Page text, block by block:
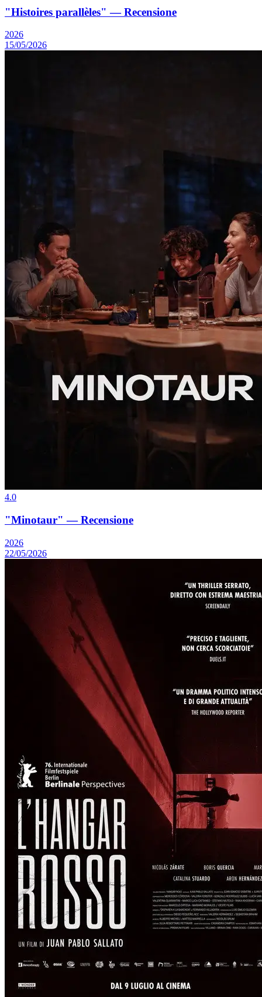
"Histoires parallèles" — Recensione
2026
15/05/2026
4.0
"Minotaur" — Recensione
2026
22/05/2026